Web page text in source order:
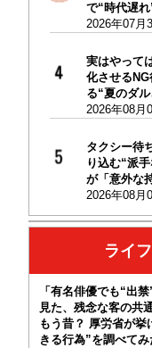
で“時代遅
2026年07月
実はやって
化させる
る“夏のダ
2026年08月
タクシー待
り込む“派
が「意外な
2026年08月
ライ
「有名俳優でも“出
見た、残念な客の共
もう昔？ 厚労省が挙
きる行為”を調べてみ